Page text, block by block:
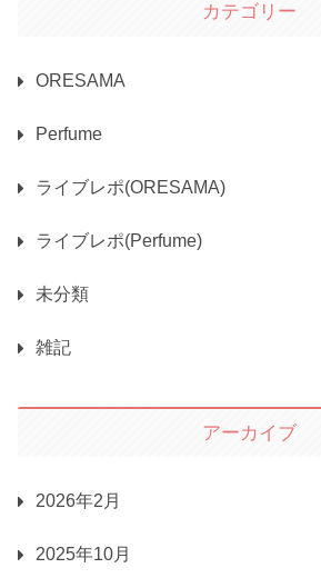
カテゴリー
ORESAMA
Perfume
ライブレポ(ORESAMA)
ライブレポ(Perfume)
未分類
雑記
アーカイブ
2026年2月
2025年10月